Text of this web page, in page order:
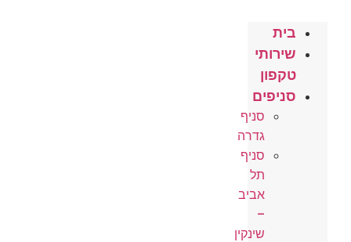
בית
שירותי
טקפון
סניפים
סניף
גדרה
סניף
תל
אביב
–
שינקין